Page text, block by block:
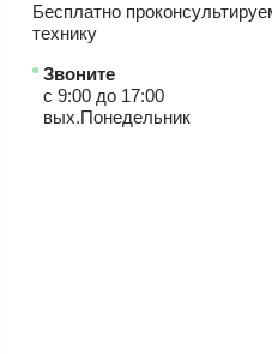
Бесплатно
технику
Звоните
с 9:00 до 17:00
вых.Понедельник